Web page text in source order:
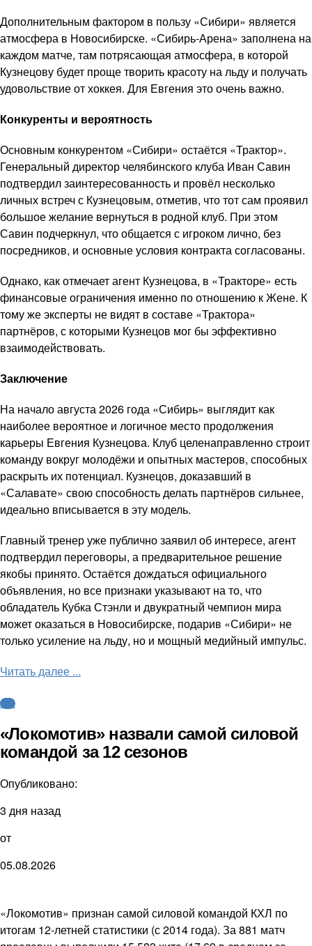
Дополнительным фактором в пользу «Сибири» является
атмосфера в Новосибирске. «Сибирь-Арена» заполнена на
каждом матче, там потрясающая атмосфера, в которой
Кузнецову будет проще творить красоту на льду и получать
удовольствие от хоккея. Для Евгения это очень важно.
Конкуренты и вероятность
Основным конкурентом «Сибири» остаётся «Трактор».
Генеральный директор челябинского клуба Иван Савин
подтвердил заинтересованность и провёл несколько
личных встреч с Кузнецовым, отметив, что тот сам проявил
большое желание вернуться в родной клуб. При этом
Савин подчеркнул, что общается с игроком лично, без
посредников, и основные условия контракта согласованы.
Однако, как отмечает агент Кузнецова, в «Тракторе» есть
финансовые ограничения именно по отношению к Жене. К
тому же эксперты не видят в составе «Трактора»
партнёров, с которыми Кузнецов мог бы эффективно
взаимодействовать.
Заключение
На начало августа 2026 года «Сибирь» выглядит как
наиболее вероятное и логичное место продолжения
карьеры Евгения Кузнецова. Клуб целенаправленно строит
команду вокруг молодёжи и опытных мастеров, способных
раскрыть их потенциал. Кузнецов, доказавший в
«Салавате» свою способность делать партнёров сильнее,
идеально вписывается в эту модель.
Главный тренер уже публично заявил об интересе, агент
подтвердил переговоры, а предварительное решение
якобы принято. Остаётся дождаться официального
объявления, но все признаки указывают на то, что
обладатель Кубка Стэнли и двукратный чемпион мира
может оказаться в Новосибирске, подарив «Сибири» не
только усиление на льду, но и мощный медийный импульс.
Читать далее ...
КХЛ
«Локомотив» назвали самой силовой
командой за 12 сезонов
Опубликовано:
3 дня назад
от
05.08.2026
«Локомотив» признан самой силовой командой КХЛ по
итогам 12-летней статистики (с 2014 года). За 881 матч